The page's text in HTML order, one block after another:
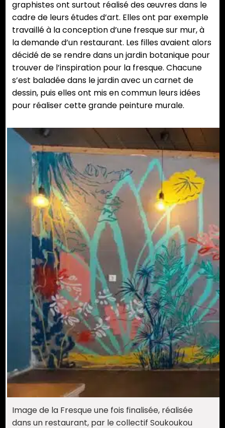
graphistes ont surtout réalisé des œuvres dans le
cadre de leurs études d’art. Elles ont par exemple
travaillé à la conception d’une fresque sur mur, à
la demande d’un restaurant. Les filles avaient alors
décidé de se rendre dans un jardin botanique pour
trouver de l’inspiration pour la fresque. Chacune
s’est baladée dans le jardin avec un carnet de
dessin, puis elles ont mis en commun leurs idées
pour réaliser cette grande peinture murale.
Image de la Fresque une fois finalisée, réalisée
dans un restaurant, par le collectif Soukoukou